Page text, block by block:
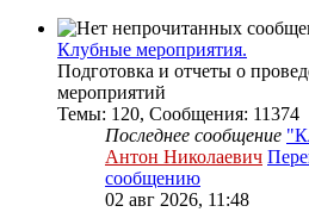
Клубные мероприятия.
Подготовка и отчеты о
мероприятий
Темы: 120, Сообщения: 11374
Последнее сообщение
Антон Николаевич
сообщению
02 авг 2026, 11:48